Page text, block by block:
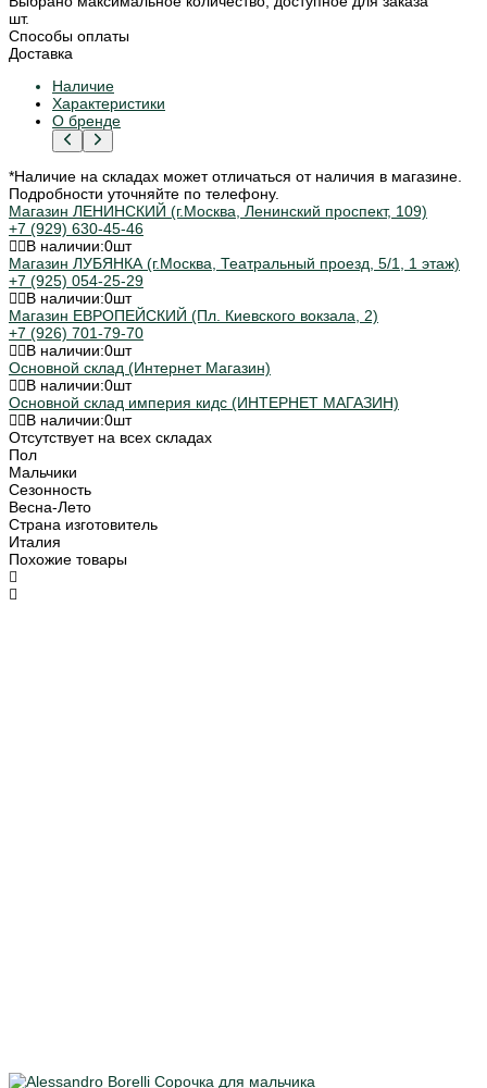
шт.
Способы оплаты
Доставка
Наличие
Характеристики
О бренде
*Наличие на складах может отличаться от наличия в магазине.
Подробности уточняйте по телефону.
Магазин ЛЕНИНСКИЙ (г.Москва, Ленинский проспект, 109)
+7 (929) 630-45-46
В наличии:0шт
Магазин ЛУБЯНКА (г.Москва, Театральный проезд, 5/1, 1 этаж)
+7 (925) 054-25-29
В наличии:0шт
Магазин ЕВРОПЕЙСКИЙ (Пл. Киевского вокзала, 2)
+7 (926) 701-79-70
В наличии:0шт
Основной склад (Интернет Магазин)
В наличии:0шт
Основной склад империя кидс (ИНТЕРНЕТ МАГАЗИН)
В наличии:0шт
Отсутствует на всех складах
Пол
Мальчики
Сезонность
Весна-Лето
Страна изготовитель
Италия
Похожие товары